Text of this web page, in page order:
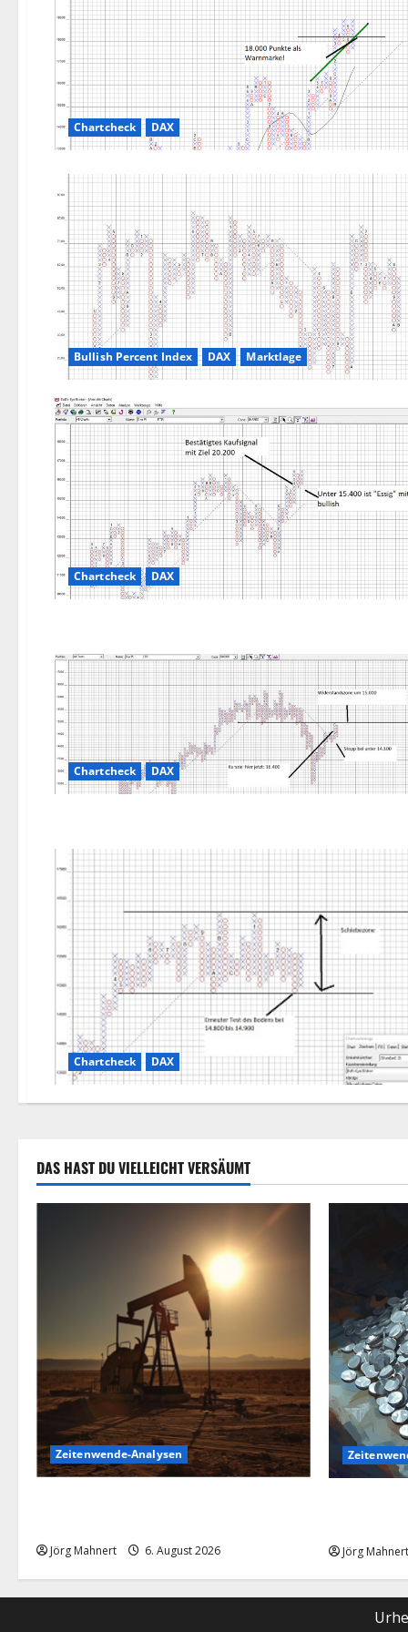
Chartcheck DAX
Bullish Percent Index DAX Marktlage
Chartcheck DAX
Chartcheck DAX
Chartcheck DAX
DAS HAST DU VIELLEICHT VERSÄUMT
Zeitenwende-Analysen
Jörg Mahnert 6. August 2026 Jörg Mahnert